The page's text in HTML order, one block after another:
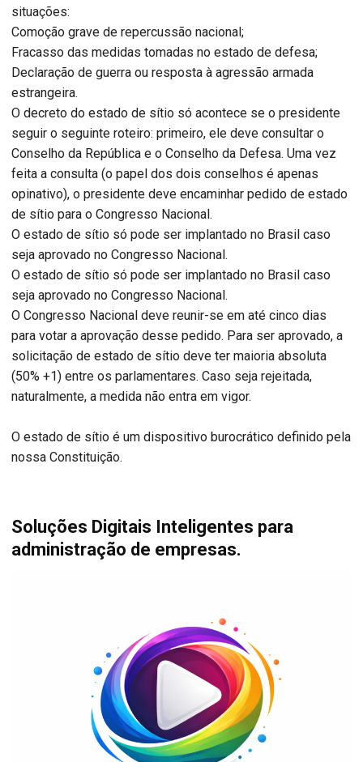
situações:
Comoção grave de repercussão nacional;
Fracasso das medidas tomadas no estado de defesa;
Declaração de guerra ou resposta à agressão armada
estrangeira.
O decreto do estado de sítio só acontece se o presidente
seguir o seguinte roteiro: primeiro, ele deve consultar o
Conselho da República e o Conselho da Defesa. Uma vez
feita a consulta (o papel dos dois conselhos é apenas
opinativo), o presidente deve encaminhar pedido de estado
de sítio para o Congresso Nacional.
O estado de sítio só pode ser implantado no Brasil caso
seja aprovado no Congresso Nacional.
O estado de sítio só pode ser implantado no Brasil caso
seja aprovado no Congresso Nacional.
O Congresso Nacional deve reunir-se em até cinco dias
para votar a aprovação desse pedido. Para ser aprovado, a
solicitação de estado de sítio deve ter maioria absoluta
(50% +1) entre os parlamentares. Caso seja rejeitada,
naturalmente, a medida não entra em vigor.
O estado de sítio é um dispositivo burocrático definido pela
nossa Constituição.
Soluções Digitais Inteligentes para
administração de empresas.